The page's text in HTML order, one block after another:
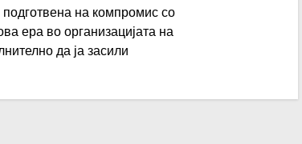
на компромис со
ера во организацијата на
да ја засили